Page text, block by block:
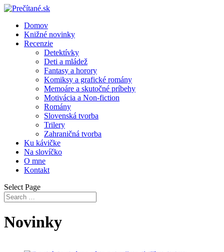
Domov
Knižné novinky
Recenzie
Detektívky
Deti a mládež
Fantasy a horory
Komiksy a grafické romány
Memoáre a skutočné príbehy
Motivácia a Non-fiction
Romány
Slovenská tvorba
Trilery
Zahraničná tvorba
Ku kávičke
Na slovíčko
O mne
Kontakt
Select Page
Novinky